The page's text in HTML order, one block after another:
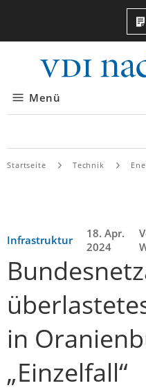
Menü
Startseite Technik
Infrastruktur
18. Apr.
2024
in
„Einzelfall“